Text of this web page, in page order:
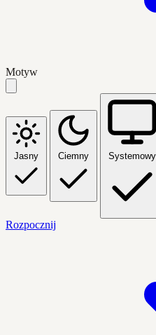
Motyw
Jasny Ciemny Systemowy
Rozpocznij